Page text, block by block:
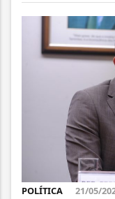
POLÍTICA 21/05/